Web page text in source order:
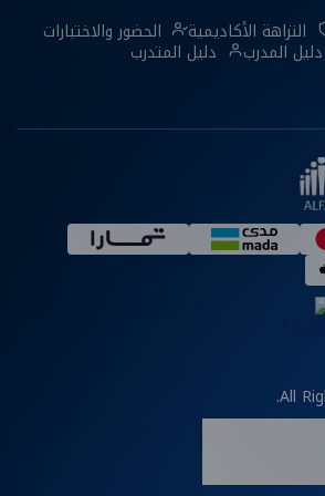
النزاهة الأكاديمية الحضور والاختبارات
دليل المدرب دليل المتدرب